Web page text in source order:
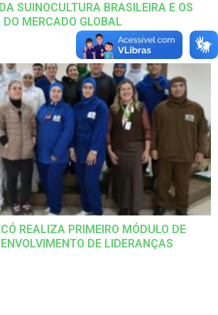
SUINOCULTURA BRASILEIRA E OS
MERCADO GLOBAL
REALIZA PRIMEIRO MÓDULO DE
DE LIDERANÇAS